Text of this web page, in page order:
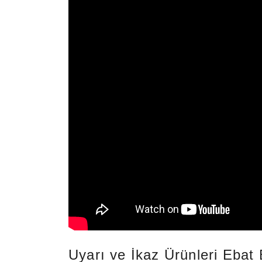
Uyarı ve İkaz Ürünleri Ebat